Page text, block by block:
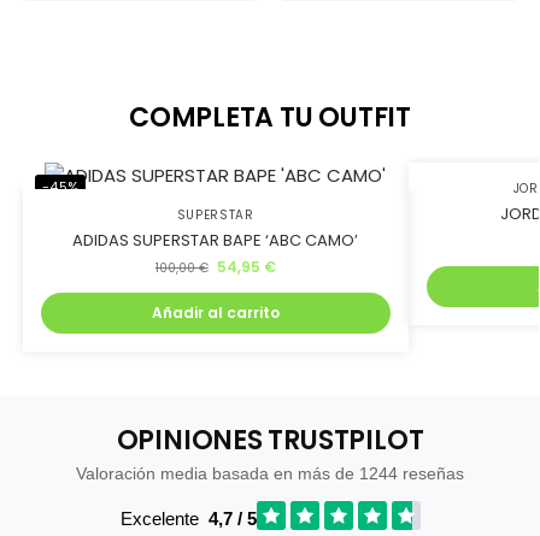
COMPLETA TU OUTFIT
-45%
SUPERSTAR
ADIDAS SUPERSTAR BAPE ‘ABC CAMO’
100,00€ 54,95 €
Añadir al carrito
OPINIONES TRUSTPILOT
Valoración media basada en más de 1244 reseñas
Excelente 4,7 / 5